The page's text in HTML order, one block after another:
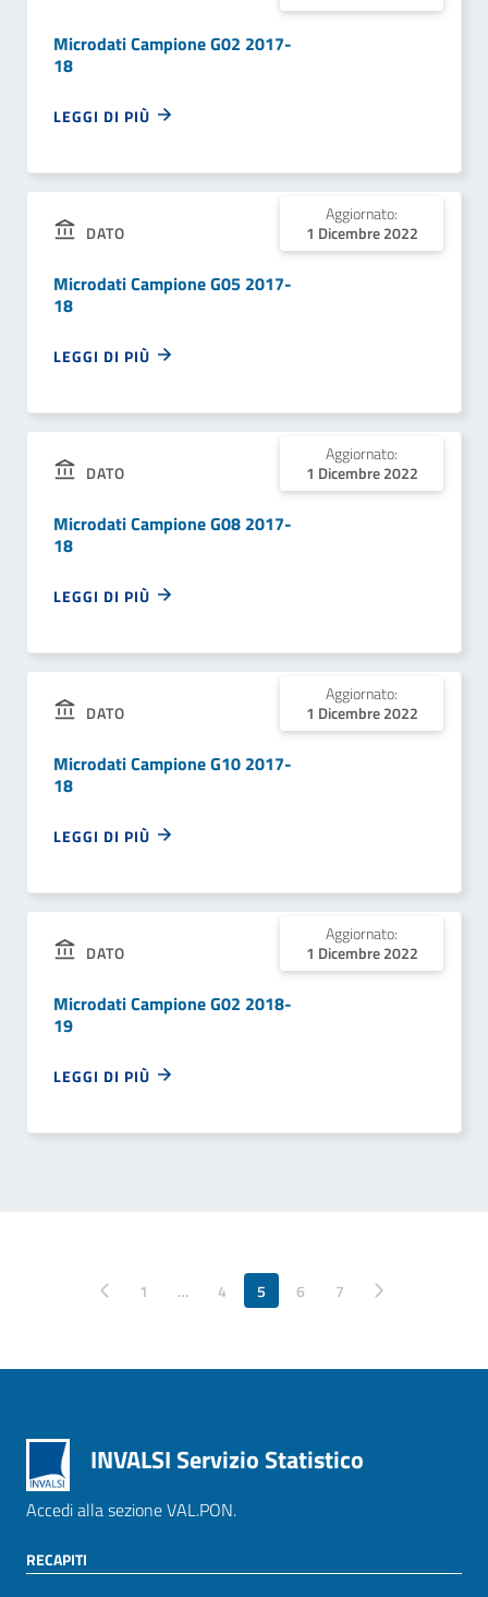
Microdati Campione G02 2017-
18
LEGGI DI PIÙ
DATO
Aggiornato:
1 Dicembre 2022
Microdati Campione G05 2017-
18
LEGGI DI PIÙ
DATO
Aggiornato:
1 Dicembre 2022
Microdati Campione G08 2017-
18
LEGGI DI PIÙ
DATO
Aggiornato:
1 Dicembre 2022
Microdati Campione G10 2017-
18
LEGGI DI PIÙ
DATO
Aggiornato:
1 Dicembre 2022
Microdati Campione G02 2018-
19
LEGGI DI PIÙ
Pagina precedente1 … 4 5 6 7
Pagina successiva
INVALSI Servizio Statistico
Accedi alla sezione VAL.PON.
RECAPITI